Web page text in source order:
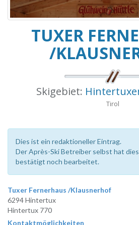
TUXER
/
Skigebiet:
Tirol
Dies ist ein redaktioneller Eintrag.
Der Après-Ski Betreiber selbst hat
bestätigt noch bearbeitet.
Tuxer Fernerhaus /Klausnerhof
6294 Hintertux
Hintertux 770
Kontaktmöglichkeiten